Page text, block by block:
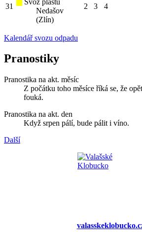
31
Nedašov
(Zlín)
2 3 4
Kalendář svozu odpadu
Pranostiky
Pranostika na akt. měsíc
Z počátku toho měsíce říká se, že
fouká.
Pranostika na akt. den
Když srpen pálí, bude pálit i víno.
Další